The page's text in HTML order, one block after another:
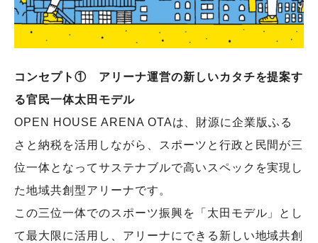
コンセプト① アリーナ運営の新しいカタチを提案す
る官民一体太田モデル
OPEN HOUSE ARENA OTAは、財源に企業版ふる
さと納税を活用しながら、スポーツと行政と民間が三
位一体となってサステナブルで高いスペックを実現し
た地域共創型アリーナです。
この三位一体でのスポーツ振興を「太田モデル」とし
て最大限に活用し、アリーナにできる新しい地域共創